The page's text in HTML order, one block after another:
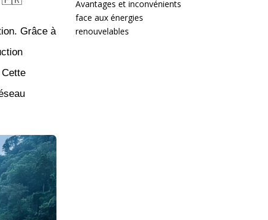
Grâce à
Avantages et inconvénients
face aux énergies
renouvelables